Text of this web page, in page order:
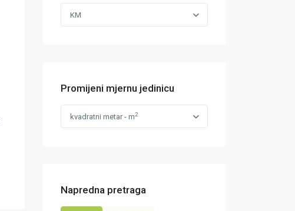
KM
Promijeni mjernu jedinicu
kvadratni metar - m2
Napredna pretraga